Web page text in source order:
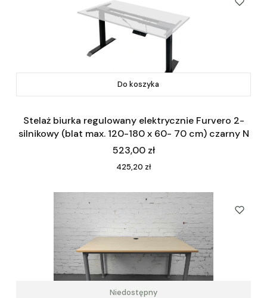
Do koszyka
Stelaż biurka regulowany elektrycznie Furvero 2-
silnikowy (blat max. 120-180 x 60- 70 cm) czarny N
Cena
523,00 zł
Cena
425,20 zł
Niedostępny